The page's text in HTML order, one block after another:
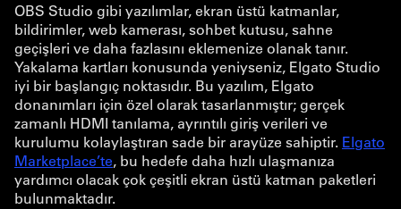
OBS Studio gibi yazılımlar, ekran üstü katmanlar,
bildirimler, web kamerası, sohbet kutusu, sahne
geçişleri ve daha fazlasını eklemenize olanak tanır.
Yakalama kartları konusunda yeniyseniz, Elgato Studio
iyi bir başlangıç noktasıdır. Bu yazılım, Elgato
donanımları için özel olarak tasarlanmıştır; gerçek
zamanlı HDMI tanılama, ayrıntılı giriş verileri ve
kurulumu kolaylaştıran sade bir arayüze sahiptir. Elgato
Marketplace’te, bu hedefe daha hızlı ulaşmanıza
yardımcı olacak çok çeşitli ekran üstü katman paketleri
bulunmaktadır.